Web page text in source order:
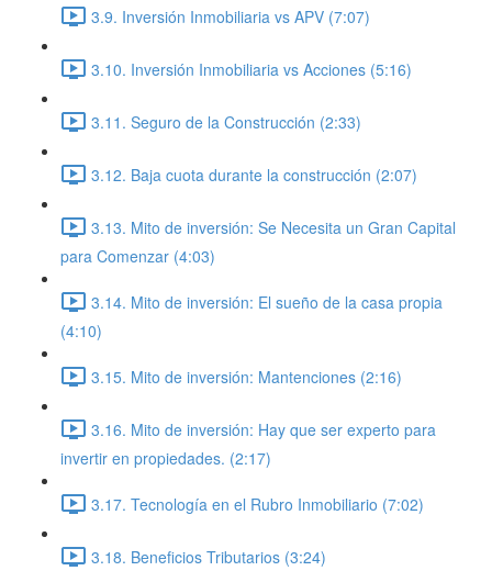
3.9. Inversión Inmobiliaria vs APV (7:07)
3.10. Inversión Inmobiliaria vs Acciones (5:16)
3.11. Seguro de la Construcción (2:33)
3.12. Baja cuota durante la construcción (2:07)
3.13. Mito de inversión: Se Necesita un Gran Capital
para Comenzar (4:03)
3.14. Mito de inversión: El sueño de la casa propia
(4:10)
3.15. Mito de inversión: Mantenciones (2:16)
3.16. Mito de inversión: Hay que ser experto para
invertir en propiedades. (2:17)
3.17. Tecnología en el Rubro Inmobiliario (7:02)
3.18. Beneficios Tributarios (3:24)